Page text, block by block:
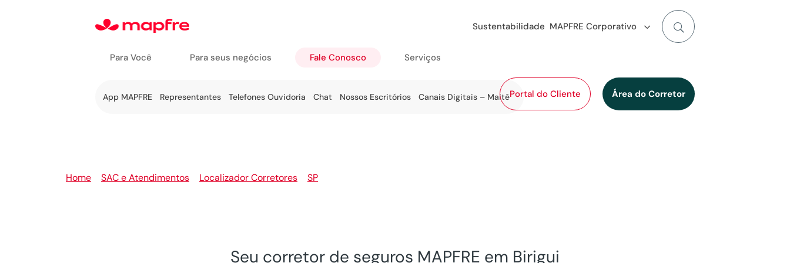
Sustentabilidade MAPFRE Corporativo
Portal do Cliente Área do Corretor
Para Você Para seus negócios Fale Conosco
Ir a Fale
App MAPFRE Representantes Telefones Ouvidoria Chat Nossos Escritórios Canais Digitais – Maitê
Serviços
Home SAC e Atendimentos Localizador Corretores SP
Seu corretor de seguros MAPFRE em Birigui